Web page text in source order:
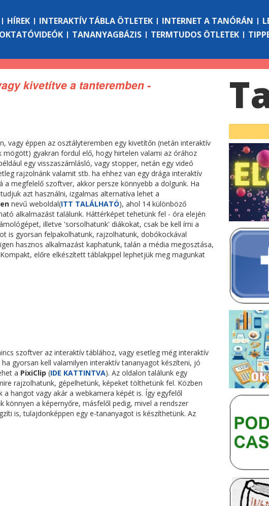
HÍREK INTERAKTÍV TÁBLA ÖTLETEK INTERNET A TANÓRÁN
OKTATÓVIDEÓK TANANYAGBÁZIS TERMTUDOS ÖTLETEK
kivetítve a tanteremben -
vagy éppen az osztályteremben egy kivetítőn (netán interaktív
mögött) gyakran fordul elő, hogy hirtelen valami az órához
egy visszaszámlásló, vagy stopper, netán egy videó
rajzolnánk valamit stb. ha ehhez van egy drága interaktív
a megfelelő szoftver, akkor persze könnyebb a dolgunk. Ha
azt használni, izgalmas alternatíva lehet a
nevű weboldal(ITT TALÁLHATÓ), ahol 14 különböző
alkalmazást találunk. Háttérképet tehetünk fel - óra elején
illetve 'sorsolhatunk' diákokat, csak be kell írni a
is gyorsan felpakolhatunk, rajzolhatunk, dobókockával
hasznos alkalmazást kaphatunk, talán a média megosztása,
előre elkészített táblakppel lephetjük meg magunkat
szoftver az interaktív táblához, vagy esetleg még interaktív
ha gyorsan kell valamilyen interaktív tananyagot készíteni, jó
a PixiClip (IDE KATTINTVA). Az oldalon találunk egy
rajzolhatunk, gépelhetünk, képeket tölthetünk fel. Közben
a hangot vagy akár a webkamera képét is. Így egyfelől
könnyen a képernyőre, másfelől pedig, mivel a rendszer
is, tulajdonképpen egy e-tananyagot is készíthetünk. Az